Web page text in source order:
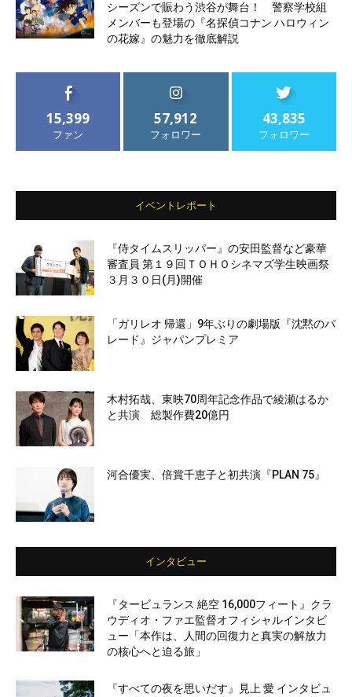
シーズンで賑わう渋谷が舞台！ 警察学校組
メンバーも登場の『名探偵コナン ハロウィン
の花嫁』の魅力を徹底解説
15,399
ファン
57,912
フォロワー
43,835
フォロワー
イベントレポート
『侍タイムスリッパー』の安田監督など豪華
審査員 第１９回ＴＯＨＯシネマズ学生映画祭
３月３０日(月)開催
「ガリレオ 帰還」9年ぶりの劇場版『沈黙のパ
レード』ジャパンプレミア
木村拓哉、東映70周年記念作品で綾瀬はるか
と共演 総製作費20億円
河合優実、倍賞千恵子と初共演『PLAN 75』
インタビュー
『タービュランス 絶空 16,000フィート』クラ
ウディオ・ファエ監督オフィシャルインタビ
ュー「本作は、人間の回復力と真実の解放力
の核心へと迫る旅」
『すべての夜を思いだす』見上 愛 インタビュ